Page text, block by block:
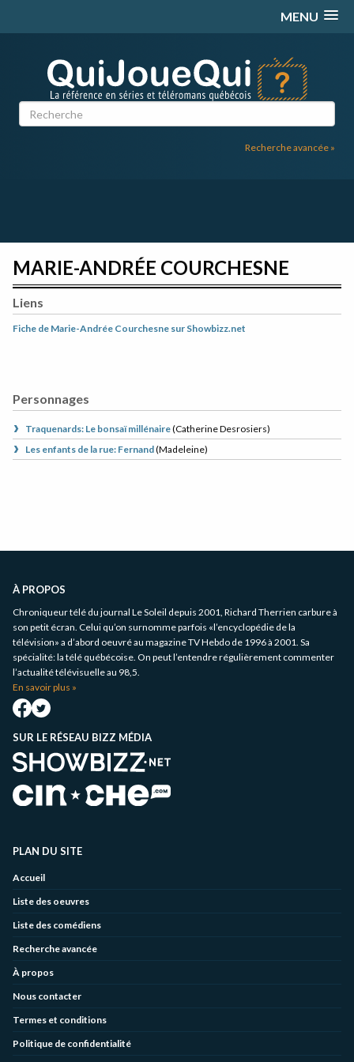
MENU
Recherche avancée »
MARIE-ANDRÉE COURCHESNE
Liens
Fiche de Marie-Andrée Courchesne sur Showbizz.net
Personnages
Traquenards: Le bonsaï millénaire(Catherine Desrosiers)
Les enfants de la rue: Fernand(Madeleine)
À PROPOS
Chroniqueur télé du journal Le Soleil depuis 2001, Richard Therrien carbure à
son petit écran. Celui qu’on surnomme parfois «l’encyclopédie de la
télévision» a d’abord oeuvré au magazine TV Hebdo de 1996 à 2001. Sa
spécialité: la télé québécoise. On peut l’entendre régulièrement commenter
l’actualité télévisuelle au 98,5.
En savoir plus »
SUR LE RÉSEAU BIZZ MÉDIA
PLAN DU SITE
Accueil
Liste des oeuvres
Liste des comédiens
Recherche avancée
À propos
Nous contacter
Termes et conditions
Politique de confidentialité